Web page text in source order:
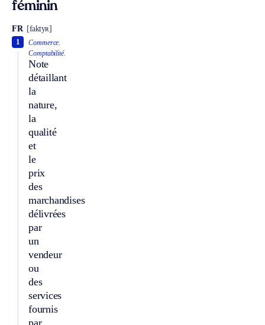
féminin
FR [faktyʀ]
Commerce.
Comptabilité.
Note
détaillant
la
nature,
la
qualité
et
le
prix
des
marchandises
délivrées
par
un
vendeur
ou
des
services
fournis
par
1